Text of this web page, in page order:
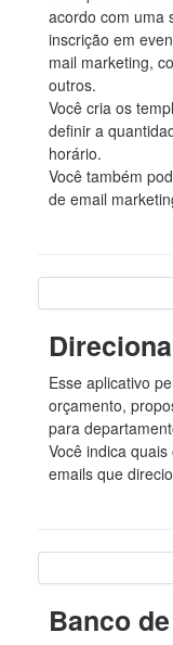
acordo com uma
inscrição em
mail marketing,
outros.
Você cria os
definir a
horário.
Você também
de email
Esse aplicativo
orçamento,
para
Você indica
emails que
Banco